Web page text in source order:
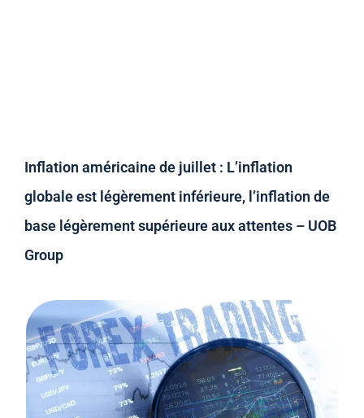
Inflation américaine de juillet : L’inflation
globale est légèrement inférieure, l’inflation de
base légèrement supérieure aux attentes – UOB
Group